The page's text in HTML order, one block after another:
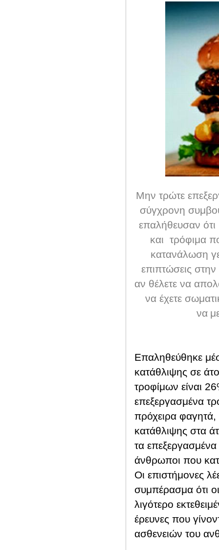
Μην τρώτε
σύγχρονη
επαλήθευσαν
και τρόφιμα
κατανάλωση
επιπτώσεις
αν θέλετε να
να έχετε
να
Επαληθεύθηκε
κατάθλιψης σε
τροφίμων είναι
επεξεργασμένα
πρόχειρα
κατάθλιψης στα
τα
άνθρωποι που
Οι επιστήμονες
συμπέρασμα ότι
λιγότερο
έρευνες που
ασθενειών του